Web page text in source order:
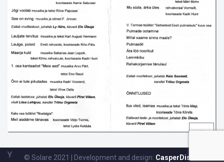
Yoga:© Solare 2021 | Development and design: CasperDisain